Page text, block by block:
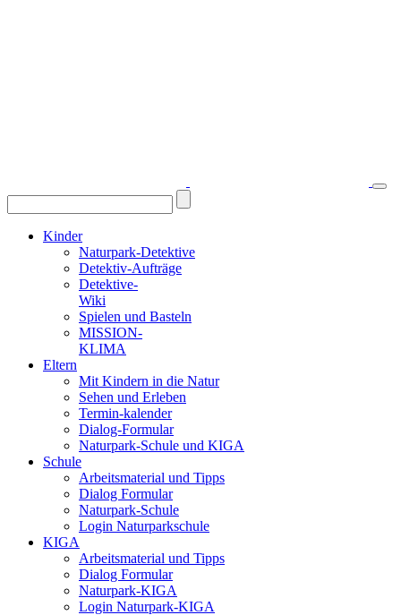
Kinder
Naturpark-Detektive
Detektiv-Aufträge
Detektive-
Wiki
Spielen und Basteln
MISSION-
KLIMA
Eltern
Mit Kindern in die Natur
Sehen und Erleben
Termin-kalender
Dialog-Formular
Naturpark-Schule und KIGA
Schule
Arbeitsmaterial und Tipps
Dialog Formular
Naturpark-Schule
Login Naturparkschule
KIGA
Arbeitsmaterial und Tipps
Dialog Formular
Naturpark-KIGA
Login Naturpark-KIGA